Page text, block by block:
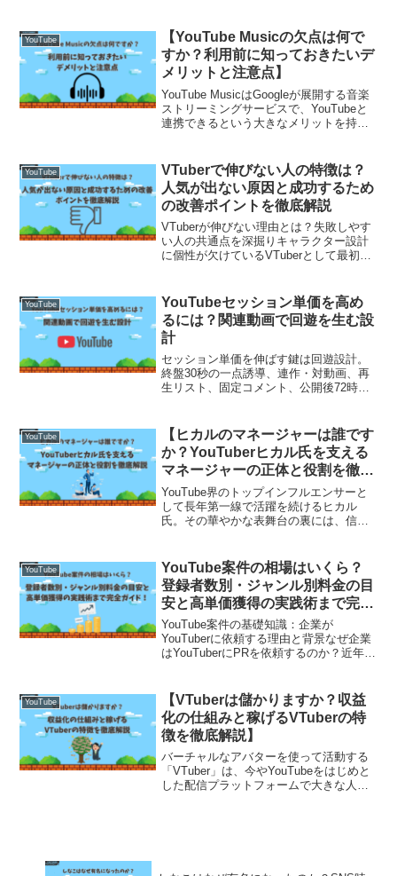
YouTube
【YouTube Musicの欠点は何で
すか？利用前に知っておきたいデ
メリットと注意点】
YouTube MusicはGoogleが展開する音楽
ストリーミングサービスで、YouTubeと
連携できるという大きなメリットを持ち
って理想的なサービスというわけでは
な...
YouTube
VTuberで伸びない人の特徴は？
人気が出ない原因と成功するため
の改善ポイントを徹底解説
VTuberが伸びない理由とは？失敗しやす
い人の共通点を深掘りキャラクター設計
に個性が欠けているVTuberとして最初に
ラ設定や他のVTuberと似たようなビジュ
ア...
YouTube
YouTubeセッション単価を高め
るには？関連動画で回遊を生む設
計
セッション単価を伸ばす鍵は回遊設計。
終盤30秒の一点誘導、連作・対動画、再
生リスト、固定コメント、公開後72時間
YouTube
【ヒカルのマネージャーは誰です
か？YouTuberヒカル氏を支える
マネージャーの正体と役割を徹底
解説】
YouTube界のトップインフルエンサーと
して長年第一線で活躍を続けるヒカル
氏。その華やかな表舞台の裏には、信頼
開、さらにはリスク管理に至るまで、見
えないところで力を尽...
YouTube
YouTube案件の相場はいくら？
登録者数別・ジャンル別料金の目
安と高単価獲得の実践術まで完全
ガイド！
YouTube案件の基礎知識：企業が
YouTuberに依頼する理由と背景なぜ企業
はYouTuberにPRを依頼するのか？近年、
用対効果が高いとされ、多くの企業が
You...
YouTube
【VTuberは儲かりますか？収益
化の仕組みと稼げるVTuberの特
徴を徹底解説】
バーチャルなアバターを使って活動する
「VTuber」は、今やYouTubeをはじめと
した配信プラットフォームで大きな人気